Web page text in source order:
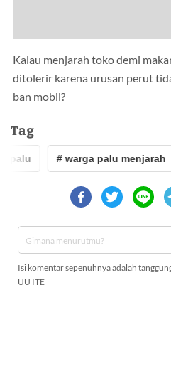
Kalau menjarah toko demi
ditolerir karena urusan perut
ban mobil?
Tag
palu # warga palu menjarah
Isi komentar sepenuhnya adalah
UU ITE